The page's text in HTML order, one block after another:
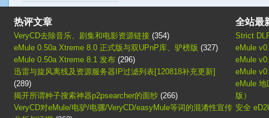
热评文章
VeryCD去除音乐、剧集和电影资源链接 (354)
eMule 0.50a Xtreme 8.0 正式版与双UPnP库、驴榜版 (327)
eMule 0.50a Xtreme 8.1 发布 (296)
迅雷与旋风离线及资源服务器IP过滤列表[120818补充更新]
(289)
揭开所谓种子搜索神器p2psearcher的面纱 (266)
VeryCD对eMule/电驴/电骡/VeryCD/easyMule等词的混淆性宣传
全站最
Strict
eMule
eMule
eMule
eMule 地
版）
安全